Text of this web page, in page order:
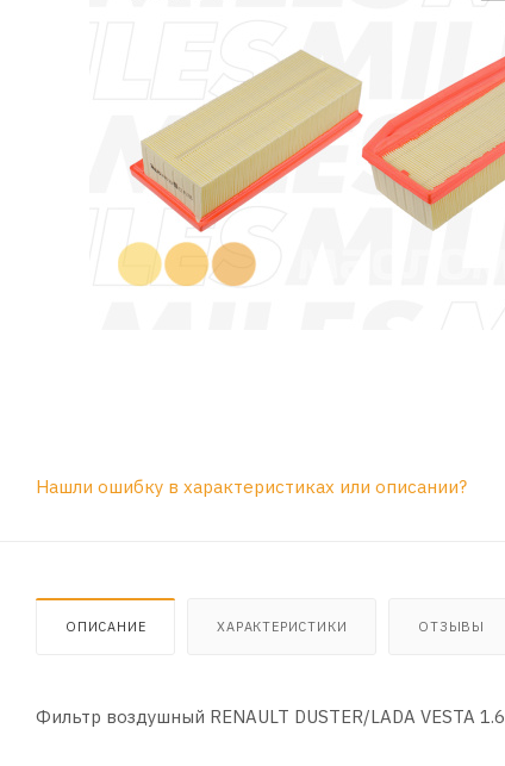
Нашли ошибку в характеристиках или описании?
ОПИСАНИЕ ХАРАКТЕРИСТИКИ ОТЗЫВЫ
Фильтр воздушный RENAULT DUSTER/LADA VESTA 1.6